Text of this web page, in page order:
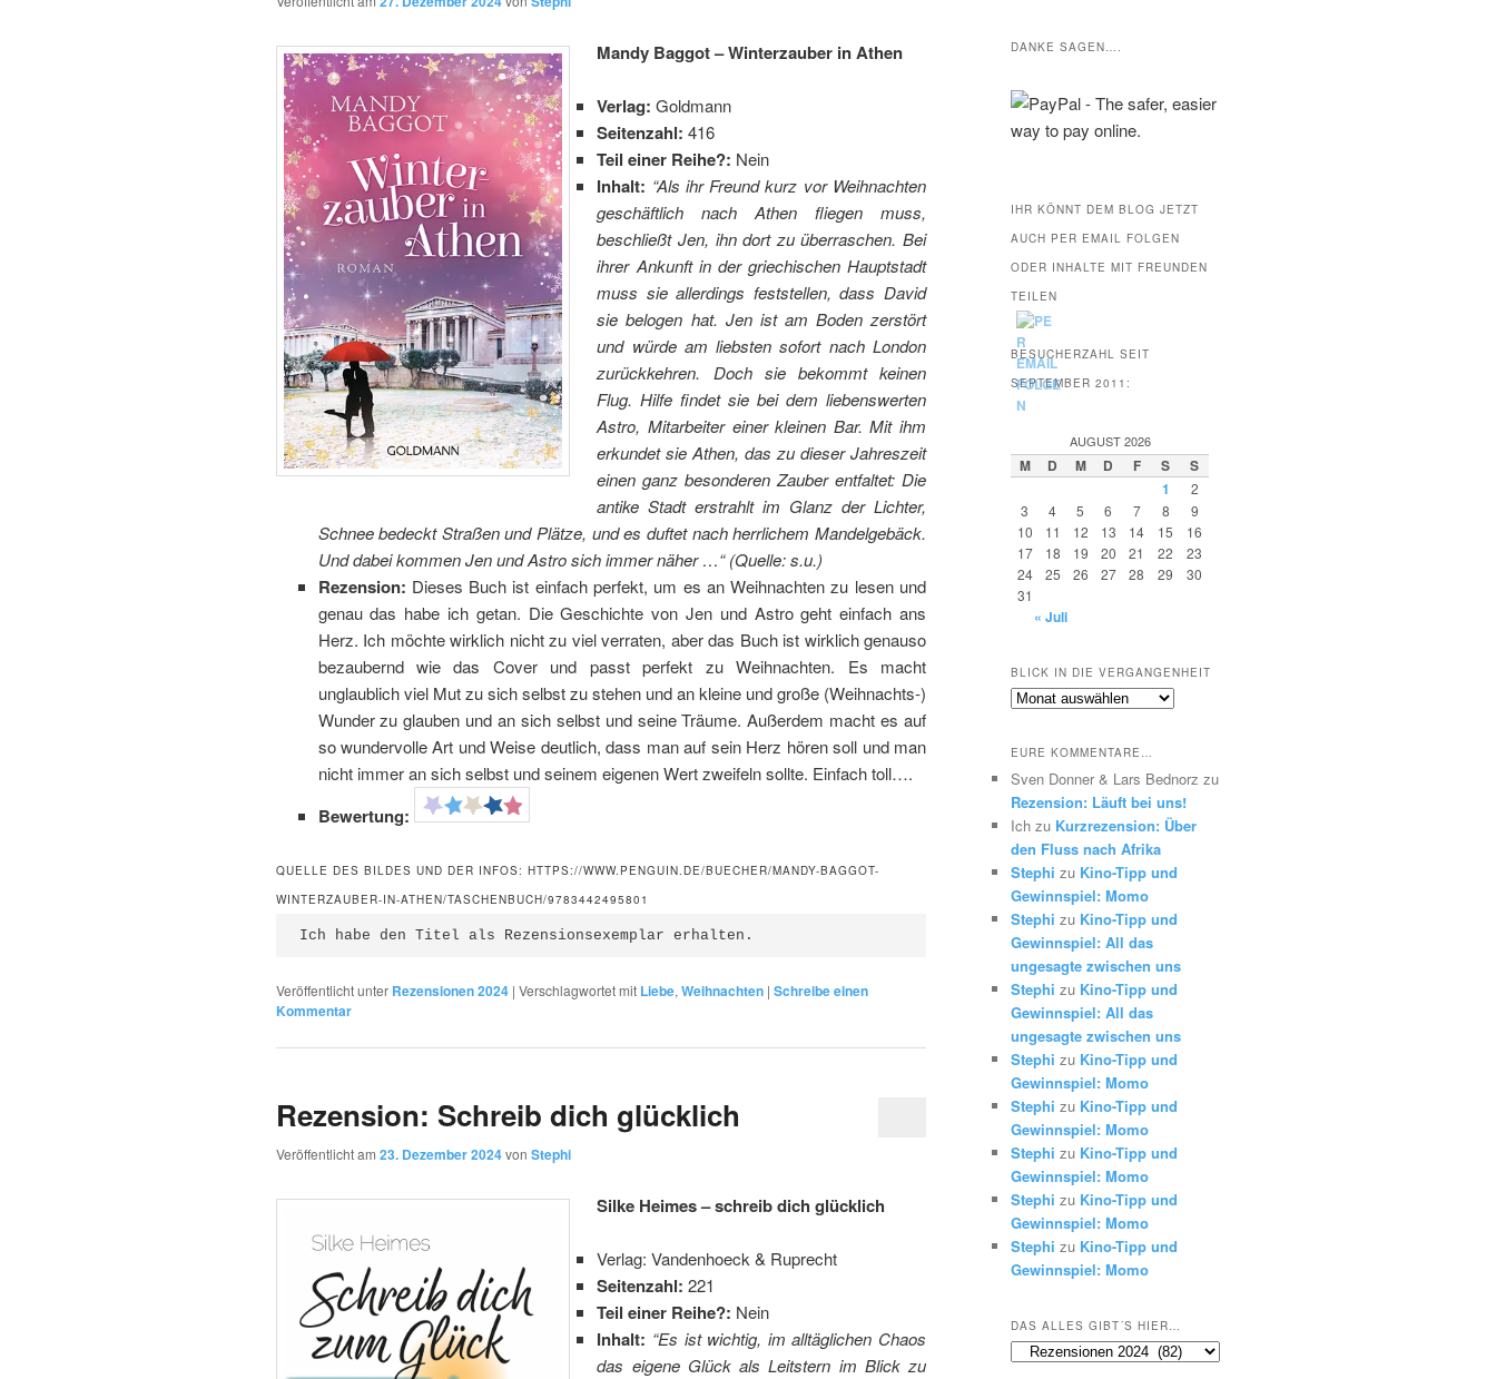
Mandy Baggot – Winterzauber in Athen
Verlag: Goldmann
Seitenzahl:416
Teil einer Reihe?: Nein
Inhalt: “Als ihr Freund kurz vor Weihnachten
geschäftlich nach Athen fliegen muss,
beschließt Jen, ihn dort zu überraschen. Bei
ihrer Ankunft in der griechischen Hauptstadt
muss sie allerdings feststellen, dass David
sie belogen hat. Jen ist am Boden zerstört
und würde am liebsten sofort nach London
zurückkehren. Doch sie bekommt keinen
Flug. Hilfe findet sie bei dem liebenswerten
Astro, Mitarbeiter einer kleinen Bar. Mit ihm
erkundet sie Athen, das zu dieser Jahreszeit
einen ganz besonderen Zauber entfaltet: Die
antike Stadt erstrahlt im Glanz der Lichter,
Schnee bedeckt Straßen und Plätze, und es duftet nach herrlichem Mandelgebäck.
Und dabei kommen Jen und Astro sich immer näher …“ (Quelle: s.u.)
Rezension: Dieses Buch ist einfach perfekt, um es an Weihnachten zu lesen und
genau das habe ich getan. Die Geschichte von Jen und Astro geht einfach ans
Herz. Ich möchte wirklich nicht zu viel verraten, aber das Buch ist wirklich genauso
bezaubernd wie das Cover und passt perfekt zu Weihnachten. Es macht
unglaublich viel Mut zu sich selbst zu stehen und an kleine und große (Weihnachts-)
Wunder zu glauben und an sich selbst und seine Träume. Außerdem macht es auf
so wundervolle Art und Weise deutlich, dass man auf sein Herz hören soll und man
nicht immer an sich selbst und seinem eigenen Wert zweifeln sollte. Einfach toll….
Bewertung:
QUELLE DES BILDES UND DER INFOS: HTTPS://WWW.PENGUIN.DE/BUECHER/MANDY-BAGGOT-
WINTERZAUBER-IN-ATHEN/TASCHENBUCH/9783442495801
Ich habe den Titel als Rezensionsexemplar erhalten.
Veröffentlicht unter Rezensionen 2024 | Verschlagwortet mit Liebe, Weihnachten | Schreibe einen
Kommentar
Rezension: Schreib dich glücklich
Veröffentlicht am 23. Dezember 2024von Stephi
Silke Heimes – schreib dich glücklich
Verlag: Vandenhoeck & Ruprecht
Seitenzahl:221
Teil einer Reihe?: Nein
Inhalt: “Es ist wichtig, im alltäglichen Chaos
das eigene Glück als Leitstern im Blick zu
DANKE SAGEN….
IHR KÖNNT DEM BLOG JETZT
AUCH PER EMAIL FOLGEN
ODER INHALTE MIT FREUNDEN
TEILEN
BESUCHERZAHL SEIT
SEPTEMBER 2011:
AUGUST 2026
M D M D F S
S
1
2
3
4 5 6 7 8
9
10
11 12 13 14 15
16
17
18 19 20 21 22
23
24
25 26 27 28 29
30
31
« Juli
BLICK IN DIE VERGANGENHEIT
Blick
Vergangenheit
EURE KOMMENTARE…
Sven Donner & Lars Bednorz zu
Rezension: Läuft bei uns!
Ich zu Kurzrezension: Über
den Fluss nach Afrika
Stephi zu Kino-Tipp und
Gewinnspiel: Momo
Stephi zu Kino-Tipp und
Gewinnspiel: All das
ungesagte zwischen uns
Stephi zu Kino-Tipp und
Gewinnspiel: All das
ungesagte zwischen uns
Stephi zu Kino-Tipp und
Gewinnspiel: Momo
Stephi zu Kino-Tipp und
Gewinnspiel: Momo
Stephi zu Kino-Tipp und
Gewinnspiel: Momo
Stephi zu Kino-Tipp und
Gewinnspiel: Momo
Stephi zu Kino-Tipp und
Gewinnspiel: Momo
DAS ALLES GIBT´S HIER…
Das